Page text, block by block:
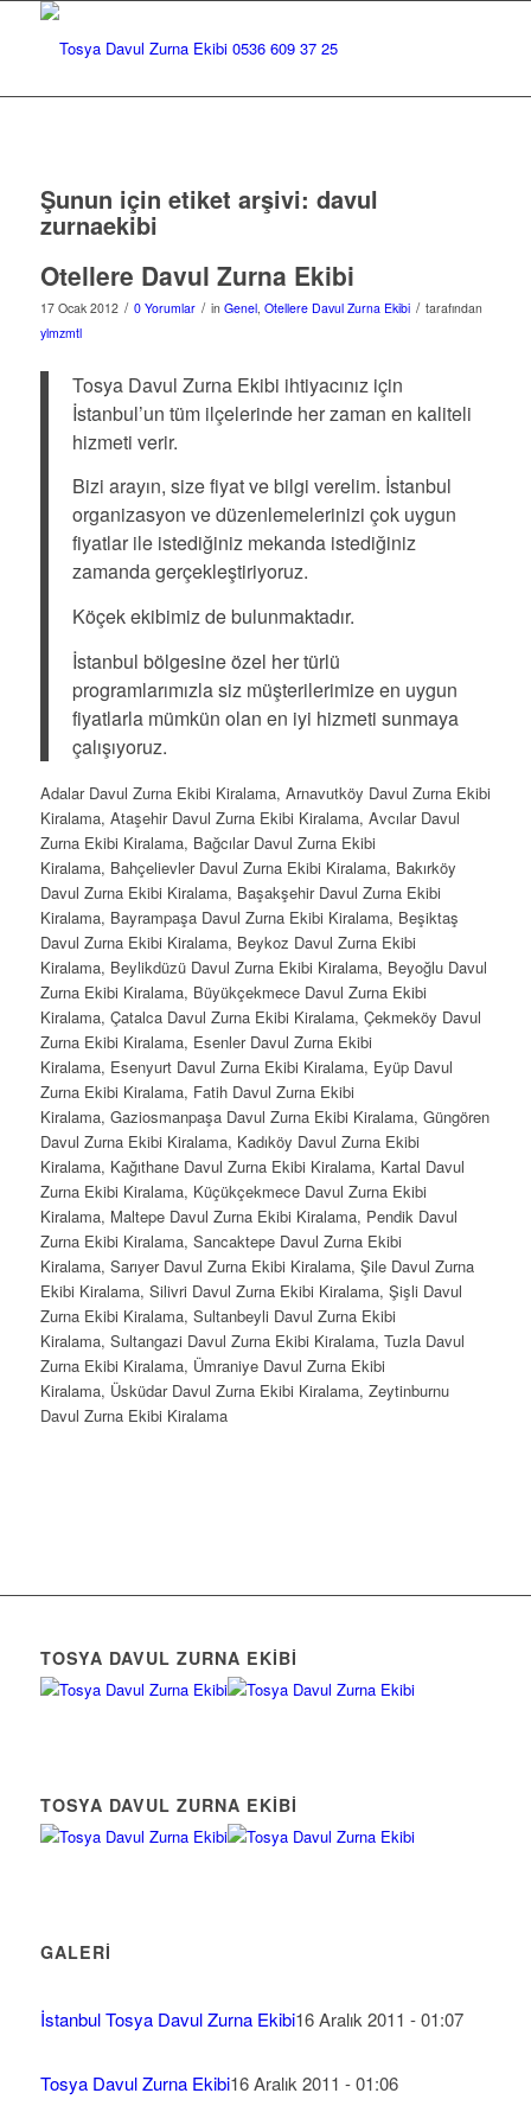
Şunun için etiket arşivi: davul
zurnaekibi
Otellere Davul Zurna Ekibi
17 Ocak 2012 / 0 Yorumlar / in Genel, Otellere Davul Zurna Ekibi / tarafından
ylmzmtl
Tosya Davul Zurna Ekibi ihtiyacınız için
İstanbul’un tüm ilçelerinde her zaman en kaliteli
hizmeti verir.
Bizi arayın, size fiyat ve bilgi verelim. İstanbul
organizasyon ve düzenlemelerinizi çok uygun
fiyatlar ile istediğiniz mekanda istediğiniz
zamanda gerçekleştiriyoruz.
Köçek ekibimiz de bulunmaktadır.
İstanbul bölgesine özel her türlü
programlarımızla siz müşterilerimize en uygun
fiyatlarla mümkün olan en iyi hizmeti sunmaya
çalışıyoruz.
Adalar Davul Zurna Ekibi Kiralama, Arnavutköy Davul Zurna Ekibi
Kiralama, Ataşehir Davul Zurna Ekibi Kiralama, Avcılar Davul
Zurna Ekibi Kiralama, Bağcılar Davul Zurna Ekibi
Kiralama, Bahçelievler Davul Zurna Ekibi Kiralama, Bakırköy
Davul Zurna Ekibi Kiralama, Başakşehir Davul Zurna Ekibi
Kiralama, Bayrampaşa Davul Zurna Ekibi Kiralama, Beşiktaş
Davul Zurna Ekibi Kiralama, Beykoz Davul Zurna Ekibi
Kiralama, Beylikdüzü Davul Zurna Ekibi Kiralama, Beyoğlu Davul
Zurna Ekibi Kiralama, Büyükçekmece Davul Zurna Ekibi
Kiralama, Çatalca Davul Zurna Ekibi Kiralama, Çekmeköy Davul
Zurna Ekibi Kiralama, Esenler Davul Zurna Ekibi
Kiralama, Esenyurt Davul Zurna Ekibi Kiralama, Eyüp Davul
Zurna Ekibi Kiralama, Fatih Davul Zurna Ekibi
Kiralama, Gaziosmanpaşa Davul Zurna Ekibi Kiralama, Güngören
Davul Zurna Ekibi Kiralama, Kadıköy Davul Zurna Ekibi
Kiralama, Kağıthane Davul Zurna Ekibi Kiralama, Kartal Davul
Zurna Ekibi Kiralama, Küçükçekmece Davul Zurna Ekibi
Kiralama, Maltepe Davul Zurna Ekibi Kiralama, Pendik Davul
Zurna Ekibi Kiralama, Sancaktepe Davul Zurna Ekibi
Kiralama, Sarıyer Davul Zurna Ekibi Kiralama, Şile Davul Zurna
Ekibi Kiralama, Silivri Davul Zurna Ekibi Kiralama, Şişli Davul
Zurna Ekibi Kiralama, Sultanbeyli Davul Zurna Ekibi
Kiralama, Sultangazi Davul Zurna Ekibi Kiralama, Tuzla Davul
Zurna Ekibi Kiralama, Ümraniye Davul Zurna Ekibi
Kiralama, Üsküdar Davul Zurna Ekibi Kiralama, Zeytinburnu
Davul Zurna Ekibi Kiralama
TOSYA DAVUL ZURNA EKIBI
TOSYA DAVUL ZURNA EKIBI
GALERI
İstanbul Tosya Davul Zurna Ekibi16 Aralık 2011 - 01:07
Tosya Davul Zurna Ekibi16 Aralık 2011 - 01:06